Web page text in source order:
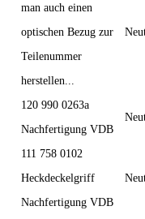
man auch einen
optischen Bezug zur
Teilenummer
herstellen...
120 990 0263a
Nachfertigung VDB
111 758 0102
Heckdeckelgriff
Nachfertigung VDB